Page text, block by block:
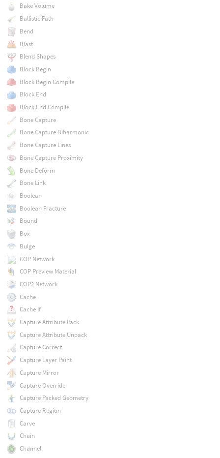
Bake Volume
Ballistic Path
Bend
Blast
Blend Shapes
Block Begin
Block Begin Compile
Block End
Block End Compile
Bone Capture
Bone Capture Biharmonic
Bone Capture Lines
Bone Capture Proximity
Bone Deform
Bone Link
Boolean
Boolean Fracture
Bound
Box
Bulge
COP Network
COP Preview Material
COP2 Network
Cache
Cache If
Capture Attribute Pack
Capture Attribute Unpack
Capture Correct
Capture Layer Paint
Capture Mirror
Capture Override
Capture Packed Geometry
Capture Region
Carve
Chain
Channel